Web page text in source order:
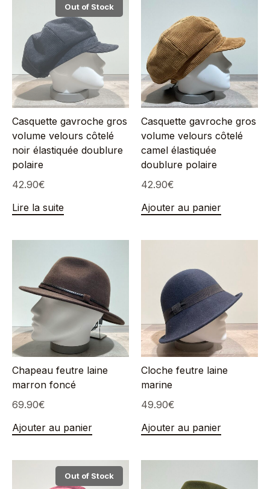
Out of Stock
Casquette gavroche gros
volume velours côtelé
noir élastiquée doublure
polaire
42.90€
Lire la suite
Casquette gavroche gros
volume velours côtelé
camel élastiquée
doublure polaire
42.90€
Ajouter au panier
Chapeau feutre laine
marron foncé
69.90€
Ajouter au panier
Cloche feutre laine
marine
49.90€
Ajouter au panier
Out of Stock